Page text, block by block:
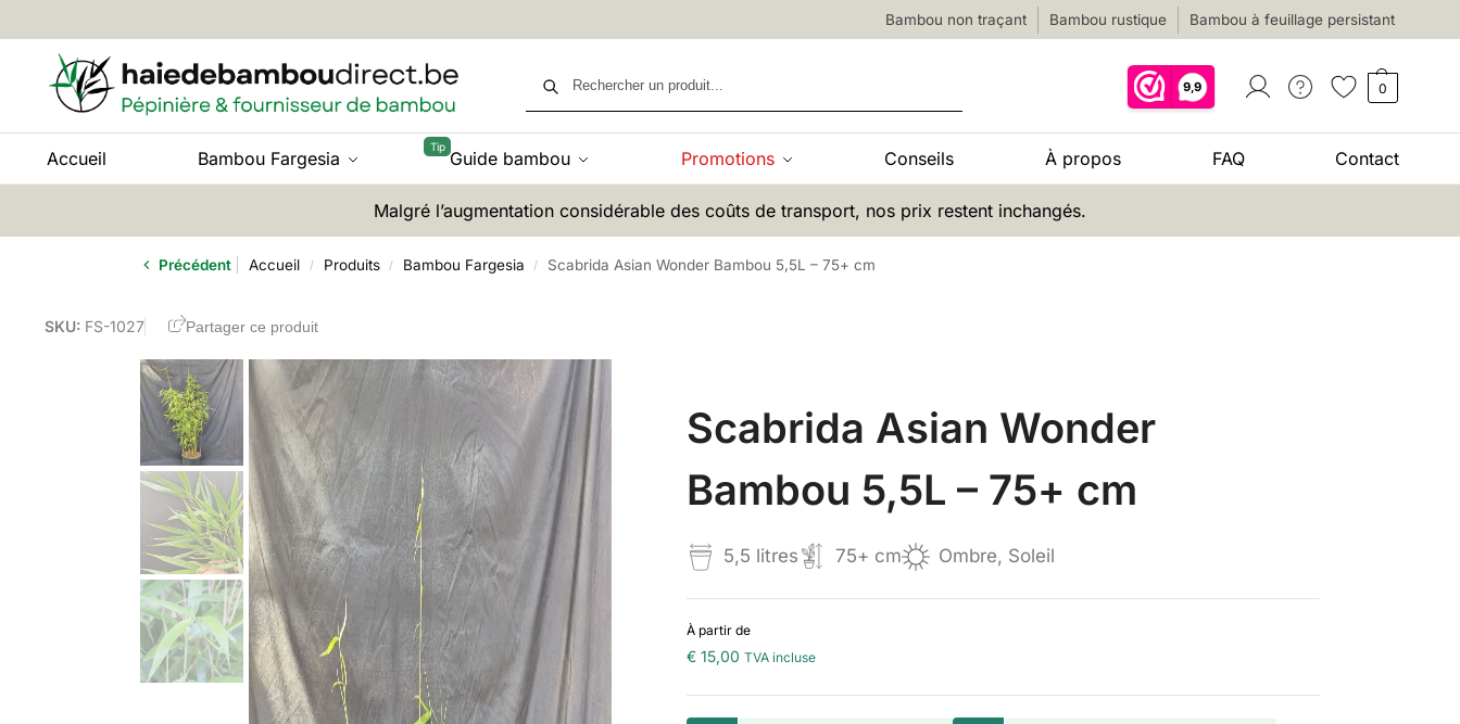
Bambou non traçant Bambou rustique Bambou à feuillage persistant
0
Accueil Bambou Fargesia Guide bambou Promotions Conseils À propos FAQ Contact
Malgré l’augmentation considérable des coûts de transport, nos prix restent inchangés.
Précédent Accueil / Produits / Bambou Fargesia / Scabrida Asian Wonder Bambou 5,5L – 75+ cm
SKU: FS-1027 Partager ce produit
Scabrida Asian Wonder
Bambou 5,5L – 75+ cm
5,5 litres 75+ cm Ombre, Soleil
À partir de
€15,00 TVA incluse